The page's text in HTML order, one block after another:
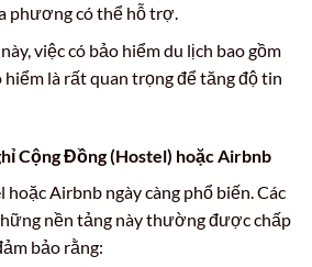
phương có thể hỗ trợ.
việc có bảo hiểm du lịch bao gồm
hiểm là rất quan trọng để tăng độ tin
Cộng Đồng (Hostel) hoặc Airbnb
Airbnb ngày càng phổ biến. Các
nền tảng này thường được chấp
bảo rằng: